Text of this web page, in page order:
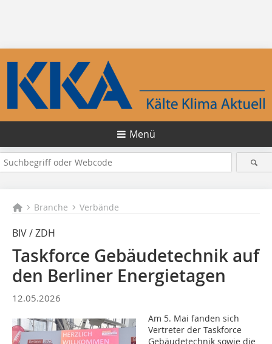
Menü
Branche Verbände
BIV / ZDH
Taskforce Gebäudetechnik auf
den Berliner Energietagen
12.05.2026
Am 5. Mai fanden sich
Vertreter der Taskforce
Gebäudetechnik sowie die